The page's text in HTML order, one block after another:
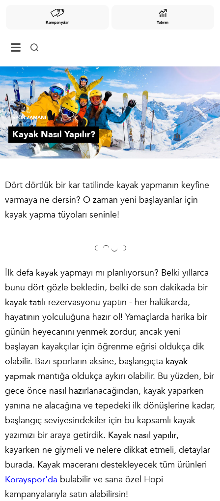
Kampanyalar Yatırım
SPOR ZAMANI
Kayak Nasıl Yapılır?
Dört dörtlük bir kar tatilinde kayak yapmanın keyfine
varmaya ne dersin? O zaman yeni başlayanlar için
kayak yapma tüyoları seninle!
İlk defa kayak yapmayı mı planlıyorsun? Belki yıllarca
bunu dört gözle bekledin, belki de son dakikada bir
kayak tatili rezervasyonu yaptın - her halükarda,
hayatının yolculuğuna hazır ol! Yamaçlarda harika bir
günün heyecanını yenmek zordur, ancak yeni
başlayan kayakçılar için öğrenme eğrisi oldukça dik
olabilir. Bazı sporların aksine, başlangıçta kayak
yapmak mantığa oldukça aykırı olabilir. Bu yüzden, bir
gece önce nasıl hazırlanacağından, kayak yaparken
yanına ne alacağına ve tepedeki ilk dönüşlerine kadar,
başlangıç seviyesindekiler için bu kapsamlı kayak
yazımızı bir araya getirdik. Kayak nasıl yapılır,
kayarken ne giymeli ve nelere dikkat etmeli, detaylar
burada. Kayak maceranı destekleyecek tüm ürünleri
Korayspor'da bulabilir ve sana özel Hopi
kampanyalarıyla satın alabilirsin!